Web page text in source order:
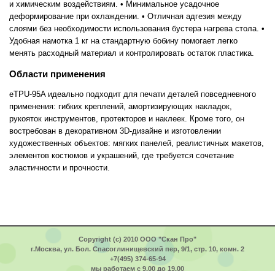
и химическим воздействиям. • Минимальное усадочное
деформирование при охлаждении. • Отличная адгезия между
слоями без необходимости использования бустера нагрева стола. •
Удобная намотка 1 кг на стандартную бобину помогает легко
менять расходный материал и контролировать остаток пластика.
Области применения
eTPU-95A идеально подходит для печати деталей повседневного
применения: гибких креплений, амортизирующих накладок,
рукояток инструментов, протекторов и наклеек. Кроме того, он
востребован в декоративном 3D-дизайне и изготовлении
художественных объектов: мягких панелей, реалистичных макетов,
элементов костюмов и украшений, где требуется сочетание
эластичности и прочности.
Copyright (c) 2010 ООО "Скан Про"
г.Москва, ул. Бол. Спасоглинищевский пер, 9/1, стр. 10, комн. 2
+7(495) 374-65-94
мы работаем с 9.00 до 19.00